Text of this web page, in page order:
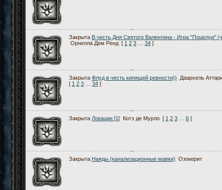
Закрыта В честь Дня Святого Валентина - Игра "Поцелуи"
Орнелла Дем Ренд [ 1 2 3 34 ]
Закрыта Флуд в честь кипящей ревности))
Даархель
[ 1 2 3 34 ]
Закрыта Локации [1] Котэ де Мурло [ 1 2 3 6 ]
Закрыта Наяды (канализационные мавки) Озокерит